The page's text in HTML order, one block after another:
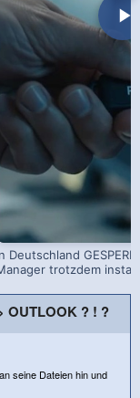
Deutschland
trotzdem
OUTLOOK ? ! ?
seine Dateien hin und